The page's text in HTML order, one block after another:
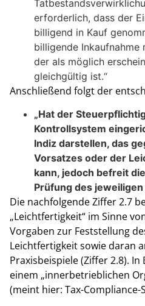
erforderlich, dass der
billigend in Kauf
billigende Inkaufnahme
der als möglich
gleichgültig ist.“
Anschließend folgt der
„Hat der
Kontrollsystem
Indiz darstellen, das
Vorsatzes oder der
kann, jedoch befreit
Prüfung des jeweiligen
Die nachfolgende Ziffer 2.7
„Leichtfertigkeit“ im Sinne
Vorgaben zur Feststellung
Leichtfertigkeit sowie daran
Praxisbeispiele (Ziffer 2.8).
einem „innerbetrieblichen
(meint hier: Tax-Compliance-